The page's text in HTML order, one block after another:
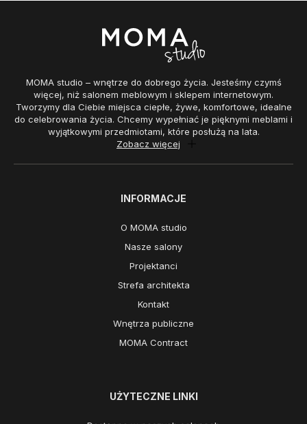
MOMA studio – wnętrze do dobrego życia. Jesteśmy czymś
więcej, niż salonem meblowym i sklepem internetowym.
Tworzymy dla Ciebie miejsca ciepłe, żywe, komfortowe, idealne
do celebrowania życia. Chcemy wypełniać je pięknymi meblami i
wyjątkowymi przedmiotami, które posłużą na lata.
Zobacz więcej
INFORMACJE
O MOMA studio
Nasze salony
Projektanci
Strefa architekta
Kontakt
Wnętrza publiczne
MOMA Contract
UŻYTECZNE LINKI